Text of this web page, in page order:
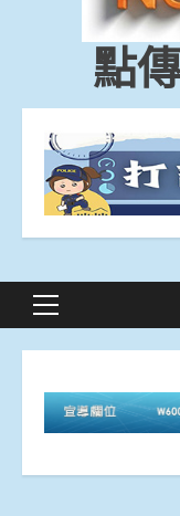
點
Primary